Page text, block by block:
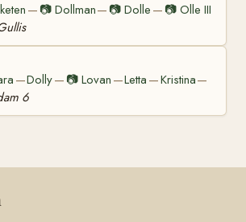
— 📷 Dollman— 📷 Dolle — 📷Olle III
—Dolly— 📷Lovan —Letta —Kristina—
6